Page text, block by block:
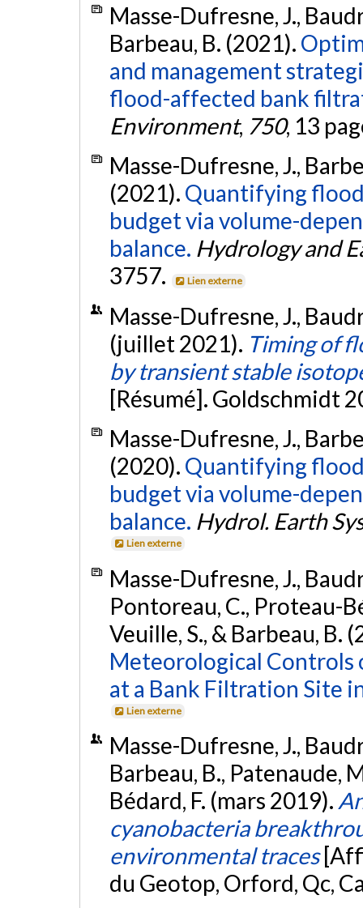
Masse-Dufresne, J.,
Barbeau, B. (2021).
and management
flood-affected bank
Environment, 750, 13
Masse-Dufresne, J.,
(2021). Quantifying
budget via volume-
balance. Hydrology and
3757.
Lien externe
Masse-Dufresne, J.,
(juillet 2021). Timing of
by transient stable
[Résumé]. Goldschmidt
Masse-Dufresne, J.,
(2020). Quantifying
budget via volume-
balance. Hydrol. Earth
Lien externe
Masse-Dufresne, J.,
Pontoreau, C., Proteau-
Veuille, S., & Barbeau, B.
Meteorological Controls
at a Bank Filtration Site
Lien externe
Masse-Dufresne, J.,
Barbeau, B., Patenaude,
Bédard, F. (mars 2019).
cyanobacteria
environmental traces
du Geotop, Orford, Qc,